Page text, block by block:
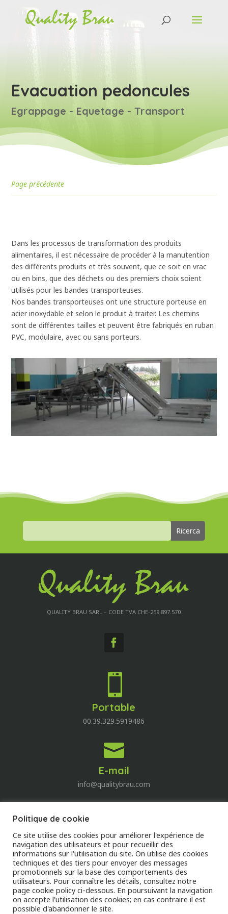
Evacuation pedoncules
Egrappage - Equetage - Transport
Page précédente
Dans les processus de transformation des produits
alimentaires, il est nécessaire de procéder à la manutention
des différents produits et très souvent, que ce soit en vrac
ou en bins, que des déchets ou des premiers choix soient
utilisés pour les bandes transporteuses.
Nos bandes transporteuses ont une structure porteuse en
acier inoxydable et selon le produit à traiter. Les chemins
sont de différentes tailles et peuvent être fabriqués en ruban
PVC, modulaire, avec ou sans porteurs.
QUALITY BRAU SARL – CODE TVA CHE-259.897.570

Portable
00.39.329.5919486

E-mail
info@qualitybrau.com
Quality Wine
Découvrez le monde du vin!
DECOUVREZ
Politique de cookie
Ce site utilise des cookies pour améliorer l'expérience de
navigation des utilisateurs et pour recueillir des
informations sur l'utilisation du site. On utilise des cookies
techniques et des tiers pour envoyer des messages
promotionnels sur la base des comportements des
utilisateurs. Pour connaître les détails, consultez notre
page cookie policy ci-dessous. En poursuivant la navigation
on accepte l'utilisation des cookies; en cas contraire il est
possible d'abandonner le site.